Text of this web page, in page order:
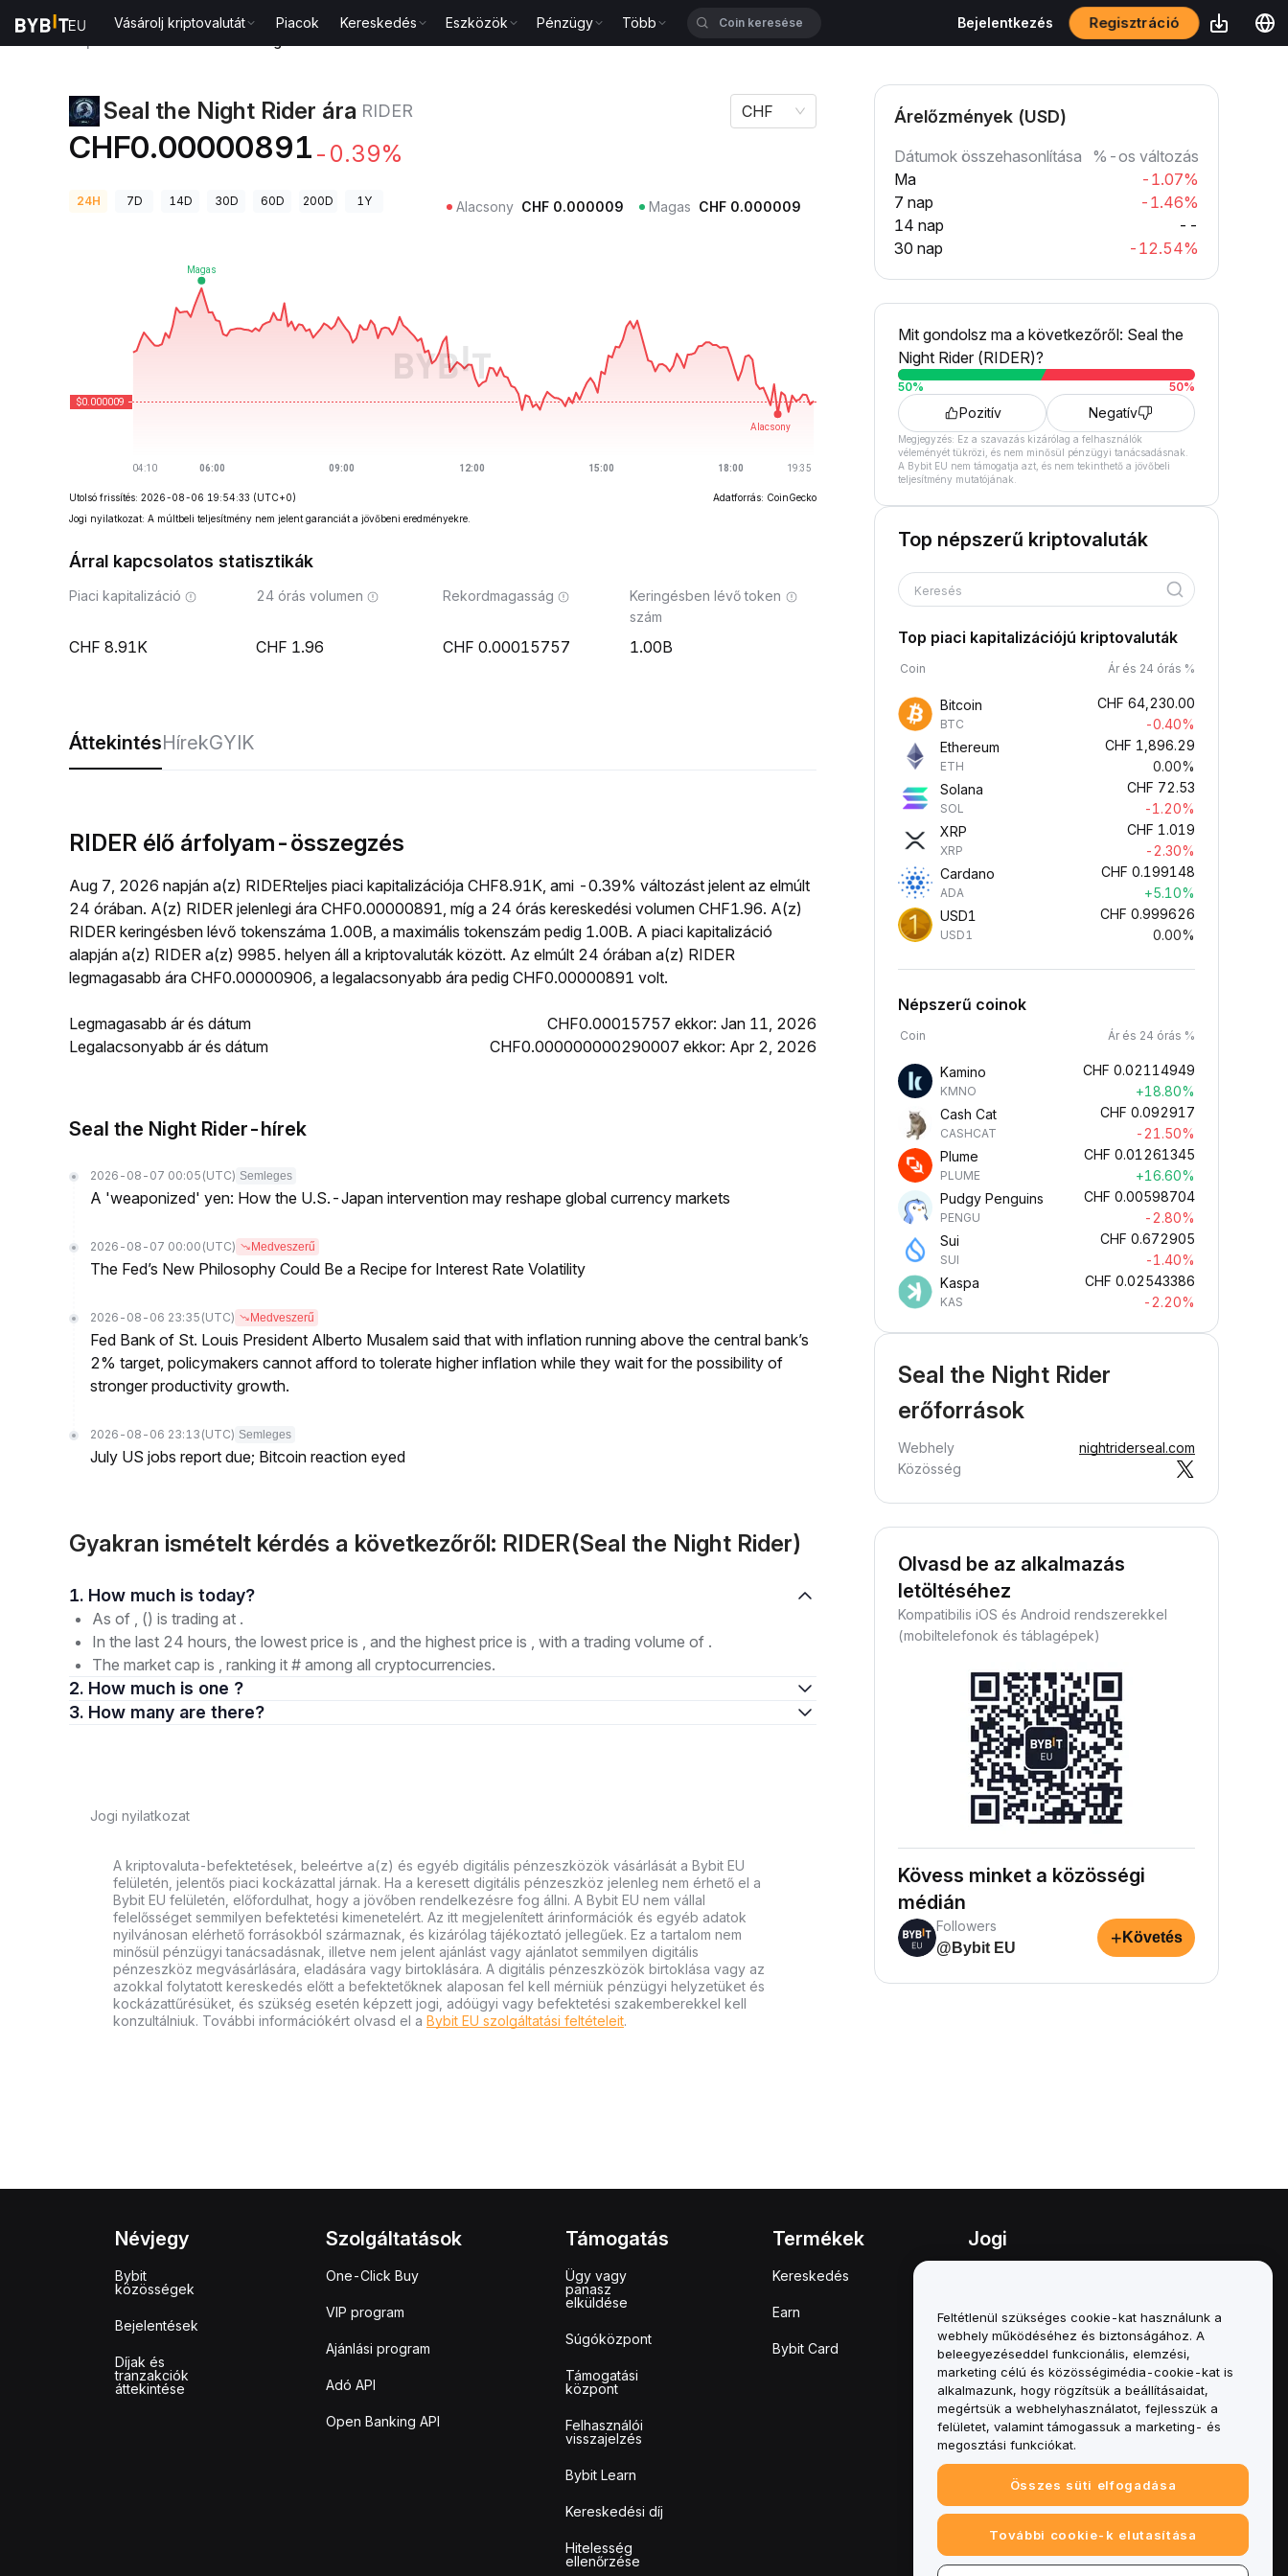
Vásárolj kriptovalutát Piacok Kereskedés Eszközök Pénzügy Több Bejelentkezés Regisztráció
Seal the Night Rider ára RIDER
CHF0.00000891 -0.39%
CHF
24H 7D 14D 30D 60D 200D 1Y Alacsony CHF 0.000009 Magas CHF 0.000009
Utolsó frissítés: 2026-08-06 19:54:33 (UTC+0)
Adatforrás: CoinGecko
Jogi nyilatkozat: A múltbeli teljesítmény nem jelent garanciát a jövőbeni eredményekre.
Árral kapcsolatos statisztikák
Piaci kapitalizáció
8.91K
24 órás volumen
1.96
Rekordmagasság
0.00015757
Keringésben lévő token
szám
1.00B
ÁttekintésHírekGYIK
RIDER élő árfolyam-összegzés
Aug 7, 2026 napján a(z) RIDERteljes piaci kapitalizációja CHF8.91K, ami -0.39% változást jelent az elmúlt
24 órában. A(z) RIDER jelenlegi ára CHF0.00000891, míg a 24 órás kereskedési volumen CHF1.96. A(z)
RIDER keringésben lévő tokenszáma 1.00B, a maximális tokenszám pedig 1.00B. A piaci kapitalizáció
alapján a(z) RIDER a(z) 9985. helyen áll a kriptovaluták között. Az elmúlt 24 órában a(z) RIDER
legmagasabb ára CHF0.00000906, a legalacsonyabb ára pedig CHF0.00000891 volt.
Legmagasabb ár és dátum
CHF0.00015757 ekkor: Jan 11, 2026
Legalacsonyabb ár és dátum
CHF0.000000000290007 ekkor: Apr 2, 2026
Seal the Night Rider-hírek
2026-08-07 00:05 (UTC) Semleges
A 'weaponized' yen: How the U.S.-Japan intervention may reshape global currency markets
2026-08-07 00:00 (UTC) Medveszerű
The Fed’s New Philosophy Could Be a Recipe for Interest Rate Volatility
2026-08-06 23:35 (UTC) Medveszerű
Fed Bank of St. Louis President Alberto Musalem said that with inflation running above the central bank’s
2% target, policymakers cannot afford to tolerate higher inflation while they wait for the possibility of
stronger productivity growth.
2026-08-06 23:13 (UTC) Semleges
July US jobs report due; Bitcoin reaction eyed
Gyakran ismételt kérdés a következőről: RIDER(Seal the Night Rider)
1. How much is today?
As of , () is trading at .
In the last 24 hours, the lowest price is , and the highest price is , with a trading volume of .
The market cap is , ranking it # among all cryptocurrencies.
2. How much is one ?
3. How many are there?
Jogi nyilatkozat
A kriptovaluta-befektetések, beleértve a(z) és egyéb digitális pénzeszközök vásárlását a Bybit EU
felületén, jelentős piaci kockázattal járnak. Ha a keresett digitális pénzeszköz jelenleg nem érhető el a
Bybit EU felületén, előfordulhat, hogy a jövőben rendelkezésre fog állni. A Bybit EU nem vállal
felelősséget semmilyen befektetési kimenetelért. Az itt megjelenített árinformációk és egyéb adatok
nyilvánosan elérhető forrásokból származnak, és kizárólag tájékoztató jellegűek. Ez a tartalom nem
minősül pénzügyi tanácsadásnak, illetve nem jelent ajánlást vagy ajánlatot semmilyen digitális
pénzeszköz megvásárlására, eladására vagy birtoklására. A digitális pénzeszközök birtoklása vagy az
azokkal folytatott kereskedés előtt a befektetőknek alaposan fel kell mérniük pénzügyi helyzetüket és
kockázattűrésüket, és szükség esetén képzett jogi, adóügyi vagy befektetési szakemberekkel kell
konzultálniuk. További információkért olvasd el a Bybit EU szolgáltatási feltételeit.
Árelőzmények (USD)
Dátumok összehasonlítása
%-os változás
Ma
-1.07%
7 nap
-1.46%
14 nap
--
30 nap
-12.54%
Mit gondolsz ma a következőről: Seal the
Night Rider (RIDER)?
50% 50%
Pozitív Negatív
Megjegyzés: Ez a szavazás kizárólag a felhasználók
véleményét tükrözi, és nem minősül pénzügyi tanácsadásnak.
A Bybit EU nem támogatja azt, és nem tekinthető a jövőbeli
teljesítmény mutatójának.
Top népszerű kriptovaluták
Keresés
Top piaci kapitalizációjú kriptovaluták
Coin Ár és 24 órás %
Bitcoin
BTC
CHF 64,230.00
-0.40%
Ethereum
ETH
CHF 1,896.29
0.00%
Solana
SOL
CHF 72.53
-1.20%
XRP
XRP
CHF 1.019
-2.30%
Cardano
ADA
CHF 0.199148
+5.10%
USD1
USD1
CHF 0.999626
0.00%
Népszerű coinok
Coin Ár és 24 órás %
Kamino
KMNO
CHF 0.02114949
+18.80%
Cash Cat
CASHCAT
CHF 0.092917
-21.50%
Plume
PLUME
CHF 0.01261345
+16.60%
Pudgy Penguins
PENGU
CHF 0.00598704
-2.80%
Sui
SUI
CHF 0.672905
-1.40%
Kaspa
KAS
CHF 0.02543386
-2.20%
Seal the Night Rider
erőforrások
Webhely
nightriderseal.com
Közösség
Olvasd be az alkalmazás
letöltéséhez
Kompatibilis iOS és Android rendszerekkel
(mobiltelefonok és táblagépek)
Kövess minket a közösségi
médián
Followers
@Bybit EU
+ Követés
Névjegy
Bybit
közösségek
Bejelentések
Díjak és
tranzakciók
áttekintése
Szolgáltatások
One-Click Buy
VIP program
Ajánlási program
Adó API
Open Banking API
Támogatás
Ügy vagy
panasz
elküldése
Súgóközpont
Támogatási
központ
Felhasználói
visszajelzés
Bybit Learn
Kereskedési díj
Hitelesség
ellenőrzése
Termékek
Kereskedés
Earn
Bybit Card
Jogi
A letétkezelési és
adminisztrációs szabályzat
összefoglalója
ESG-információk
Crypto-Asset White Papers
Feltétlenül szükséges cookie-kat használunk a
webhely működéséhez és biztonságához. A
beleegyezéseddel funkcionális, elemzési,
marketing célú és közösségimédia-cookie-kat is
alkalmazunk, hogy rögzítsük a beállításaidat,
megértsük a webhelyhasználatot, fejlesszük a
felületet, valamint támogassuk a marketing- és
megosztási funkciókat.
Összes süti elfogadása
További cookie-k elutasítása